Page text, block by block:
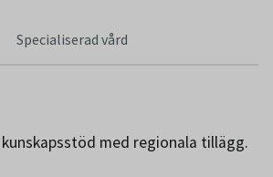
Specialiserad vård
med regionala tillägg.